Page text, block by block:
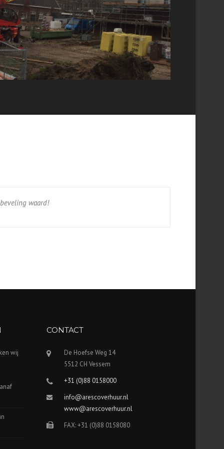
waard!
wij
CONTACT
De Hoefse Weg 14
5512 CH Vessem
+31 (0)88 0158000
info@arescoverhuur.nl
www@arescoverhuur.nl
FAX: +31 (0)88 0158080